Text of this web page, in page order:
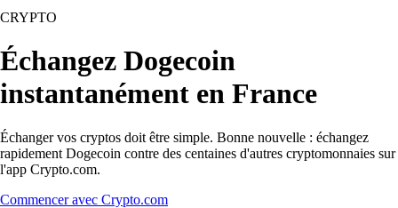
CRYPTO
Échangez Dogecoin
instantanément en France
Échanger vos cryptos doit être simple. Bonne nouvelle : échangez
rapidement Dogecoin contre des centaines d'autres cryptomonnaies sur
l'app Crypto.com.
Commencer avec Crypto.com